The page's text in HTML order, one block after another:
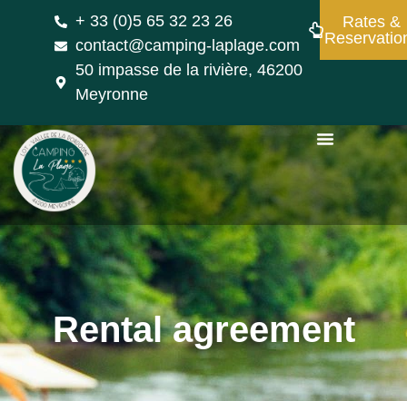
+ 33 (0)5 65 32 23 26
contact@camping-laplage.com
50 impasse de la rivière, 46200
Meyronne
Rates &
Rental agreement